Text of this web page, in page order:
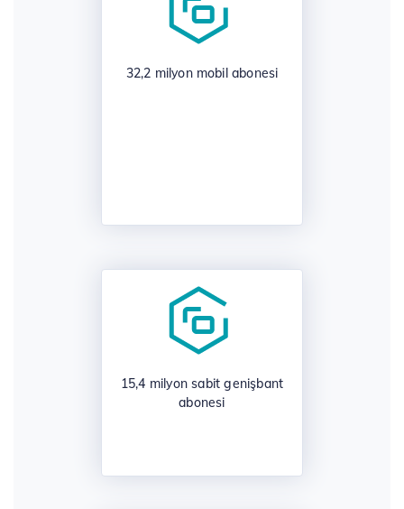
32,2 milyon mobil abonesi
15,4 milyon sabit genişbant
abonesi